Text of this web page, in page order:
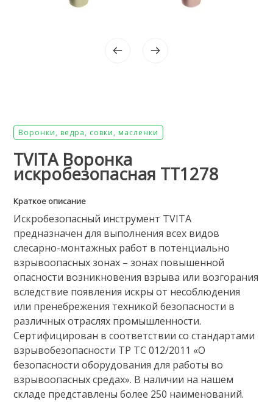
Воронки, ведра, совки, масленки
TVITA Воронка
искробезопасная TT1278
Краткое описание
Искробезопасный инструмент TVITA
предназначен для выполнения всех видов
слесарно-монтажных работ в потенциально
взрывоопасных зонах – зонах повышенной
опасности возникновения взрыва или возгорания
вследствие появления искры от несоблюдения
или пренебрежения техникой безопасности в
различных отраслях промышленности.
Сертифицирован в соответствии со стандартами
взрывобезопасности ТР ТС 012/2011 «О
безопасности оборудования для работы во
взрывоопасных средах». В наличии на нашем
складе представлены более 250 наименований.